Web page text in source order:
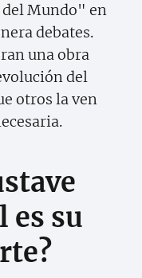
Mundo" en
debates.
una obra
del
otros la ven
es su